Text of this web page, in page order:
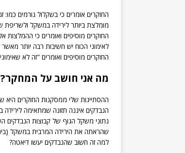
החוקרים אומרים כי בשקלול גורמים כמו:
מומלצת ביותר לירידה במשקל ולשריפת
החוקרים מוסיפים ואומרים כי ההמלצות
לאימוני הכוח יש חשיבות רבה יותר
החוקרים מוסיפים ואומרים "זה לא
מה אני חושב על המחקר?
ההסתייגות שלי ממסקנות החוקרים היא
הנבדקים איננה תזונה שמתאימה
נתוני משקל הגוף של קבוצות הנבדקים
שהראתה את הירידה המרבית במשקל (ביחס
למה זה חשוב שהנבדקים יעשו דיאטה?